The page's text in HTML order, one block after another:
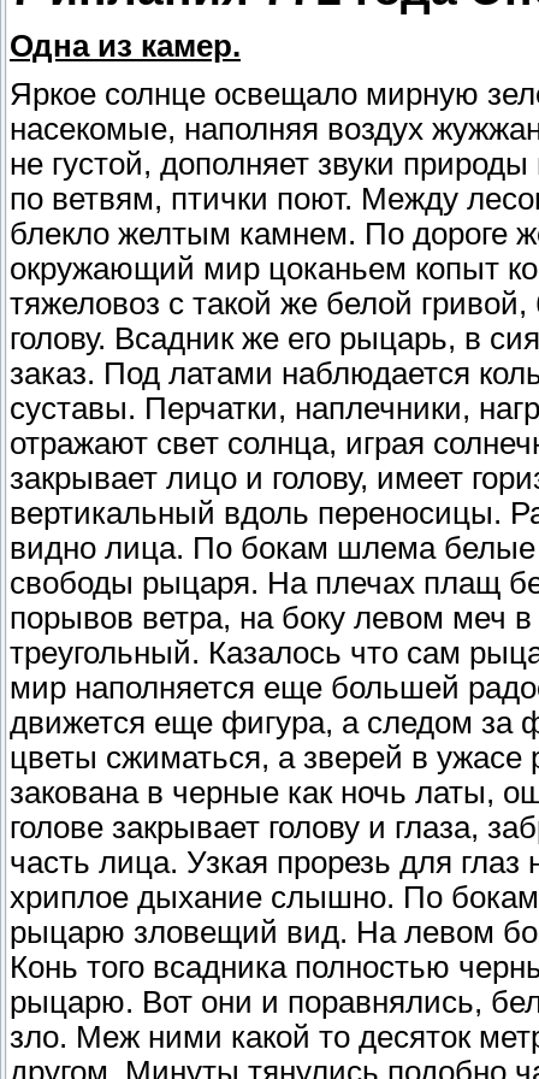
Одна из камер.
Яркое солнце освещало мирную
насекомые, наполняя воздух
не густой, дополняет звуки
по ветвям, птички поют. Между
блекло желтым камнем. По дороге
окружающий мир цоканьем копыт
тяжеловоз с такой же белой
голову. Всадник же его рыцарь, в
заказ. Под латами наблюдается
суставы. Перчатки, наплечники,
отражают свет солнца, играя
закрывает лицо и голову, имеет
вертикальный вдоль переносицы.
видно лица. По бокам шлема
свободы рыцаря. На плечах плащ
порывов ветра, на боку левом меч
треугольный. Казалось что сам
мир наполняется еще большей
движется еще фигура, а следом за
цветы сжиматься, а зверей в ужасе
закована в черные как ночь латы,
голове закрывает голову и глаза,
часть лица. Узкая прорезь для
хриплое дыхание слышно. По бокам
рыцарю зловещий вид. На левом
Конь того всадника полностью
рыцарю. Вот они и поравнялись,
зло. Меж ними какой то десяток
другом. Минуты тянулись подобно